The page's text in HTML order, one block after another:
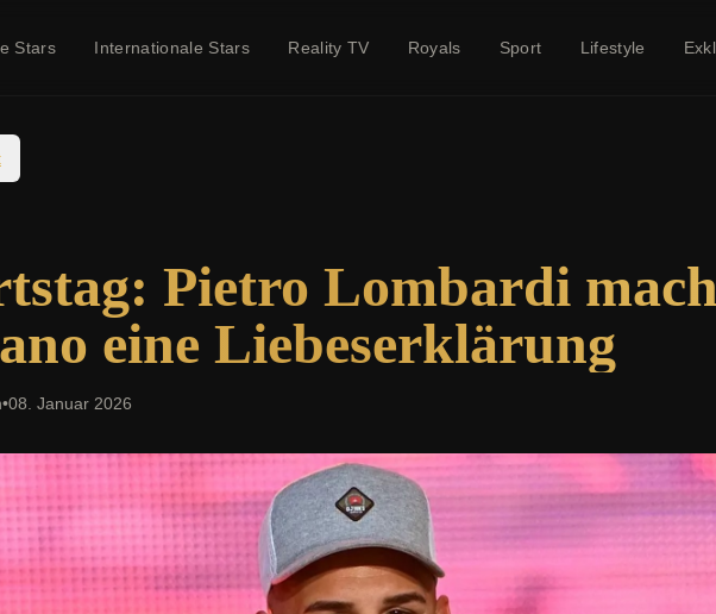
Stars Internationale Stars Reality TV Royals Sport Lifestyle
Pietro Lombardi
eine Liebeserklärung
•08. Januar 2026